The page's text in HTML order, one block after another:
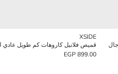
XSIDE
قميص فلانيل كاروهات كم طويل عادي
899.00 EGP